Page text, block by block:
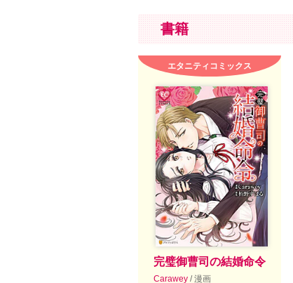
書籍
エタニティコミックス
完璧御曹司の結婚命令
Carawey / 漫画